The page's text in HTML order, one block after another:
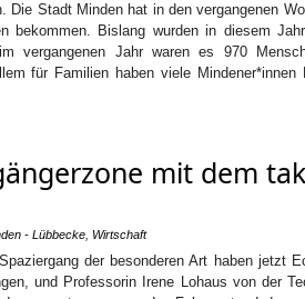
Die Stadt Minden hat in den vergangenen
bekommen. Bislang wurden in diesem
vergangenen Jahr waren es 970
für Familien haben viele
mit dem
- Lübbecke Wirtschaft
der besonderen Art haben jetzt
und Professorin Irene Lohaus von der